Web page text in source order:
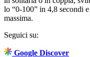
lo “0-100” in 4,8 secondi
massima.
Seguici su:
Google Discover